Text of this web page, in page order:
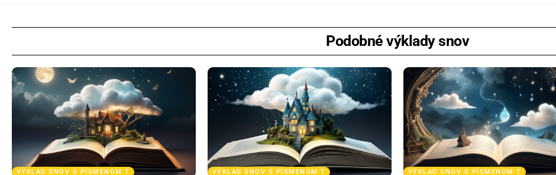
Podobné výklady snov
VÝKLAD SNOV S PÍSMENOM T VÝKLAD SNOV S PÍSMENOM T VÝKLAD SNOV S PÍSMENOM T